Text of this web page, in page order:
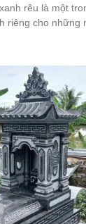
rêu là một
riêng cho những